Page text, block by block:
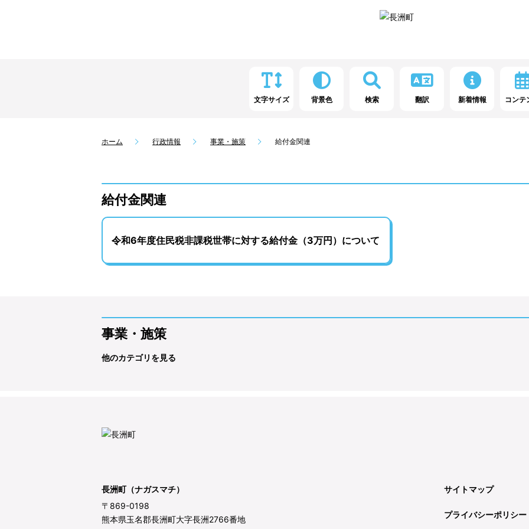
文字サイズ 背景色 検索 翻訳 新着情報 コンテ
ホーム 行政情報 事業・施策 給付金関連
給付金関連
令和6年度住民税非課税世帯に対する給付金（3万円）について
事業・施策
他のカテゴリを見る
長洲町（ナガスマチ）
〒869-0198
熊本県玉名郡長洲町大字長洲2766番地
サイトマップ
プライバシーポリシー